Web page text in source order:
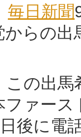
毎日新聞
らの
の出馬
ァー
後に電